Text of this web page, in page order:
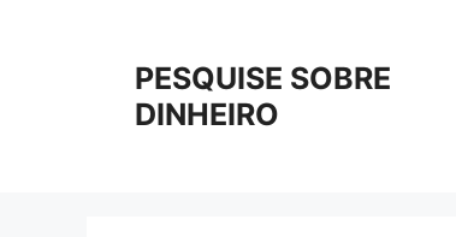
PESQUISE SOBRE
DINHEIRO